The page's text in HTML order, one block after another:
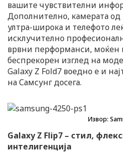
вашите чувствителни
Дополнително, камерата од
ултра-широка и телефото
исклучително
врвни перформанси, моќен
беспрекорен изглед на
Galaxy Z Fold7 воедно е и
на Самсунг досега.
Извор:
Galaxy Z Flip7 – стил,
интелигенција